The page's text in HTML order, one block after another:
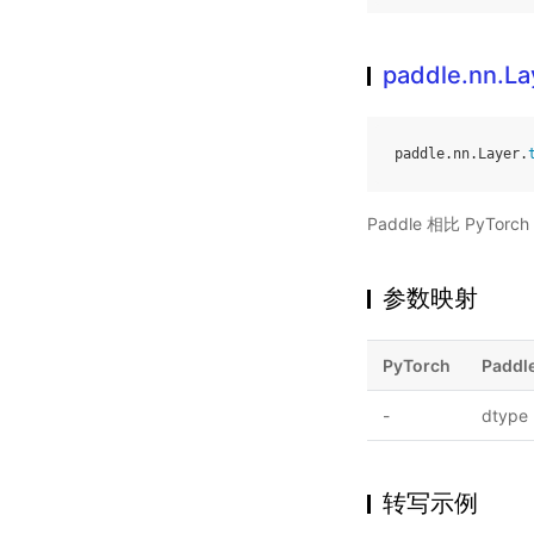
paddle. nn. Layer.
Paddle 相比 PyTorch
参数映射
PyTorch
- dtype
转写示例